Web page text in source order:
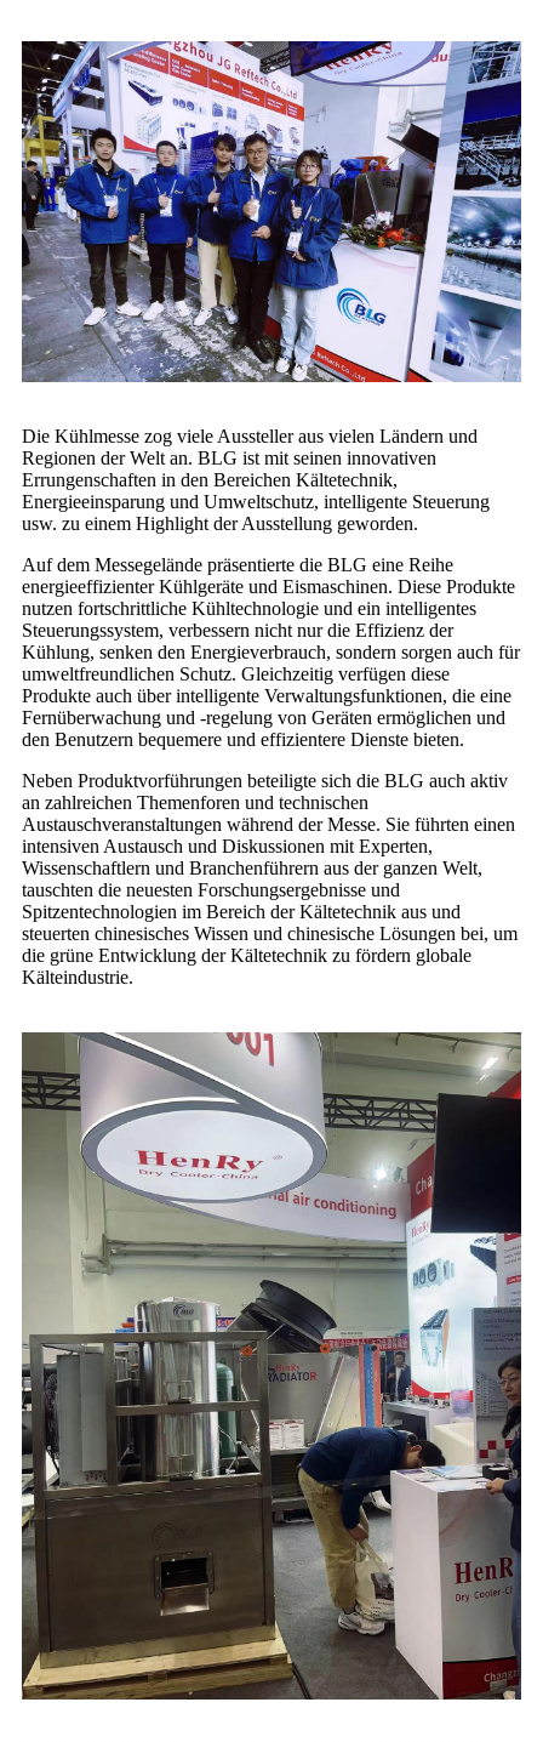
Die Kühlmesse zog viele Aussteller aus vielen Ländern und
Regionen der Welt an. BLG ist mit seinen innovativen
Errungenschaften in den Bereichen Kältetechnik,
Energieeinsparung und Umweltschutz, intelligente Steuerung
usw. zu einem Highlight der Ausstellung geworden.
Auf dem Messegelände präsentierte die BLG eine Reihe
energieeffizienter Kühlgeräte und Eismaschinen. Diese Produkte
nutzen fortschrittliche Kühltechnologie und ein intelligentes
Steuerungssystem, verbessern nicht nur die Effizienz der
Kühlung, senken den Energieverbrauch, sondern sorgen auch für
umweltfreundlichen Schutz. Gleichzeitig verfügen diese
Produkte auch über intelligente Verwaltungsfunktionen, die eine
Fernüberwachung und -regelung von Geräten ermöglichen und
den Benutzern bequemere und effizientere Dienste bieten.
Neben Produktvorführungen beteiligte sich die BLG auch aktiv
an zahlreichen Themenforen und technischen
Austauschveranstaltungen während der Messe. Sie führten einen
intensiven Austausch und Diskussionen mit Experten,
Wissenschaftlern und Branchenführern aus der ganzen Welt,
tauschten die neuesten Forschungsergebnisse und
Spitzentechnologien im Bereich der Kältetechnik aus und
steuerten chinesisches Wissen und chinesische Lösungen bei, um
die grüne Entwicklung der Kältetechnik zu fördern globale
Kälteindustrie.